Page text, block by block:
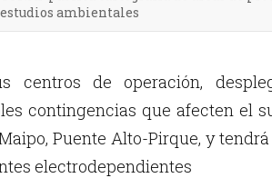
estudios ambientales
centros de operación,
contingencias que afecten el
Puente Alto-Pirque, y
electrodependientes